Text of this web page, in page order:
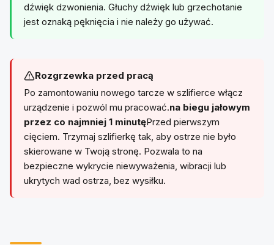
dźwięk dzwonienia. Głuchy dźwięk lub grzechotanie
jest oznaką pęknięcia i nie należy go używać.
Rozgrzewka przed pracą
Po zamontowaniu nowego tarcze w szlifierce włącz
urządzenie i pozwól mu pracować.na biegu jałowym
przez co najmniej 1 minutęPrzed pierwszym
cięciem. Trzymaj szlifierkę tak, aby ostrze nie było
skierowane w Twoją stronę. Pozwala to na
bezpieczne wykrycie niewyważenia, wibracji lub
ukrytych wad ostrza, bez wysiłku.